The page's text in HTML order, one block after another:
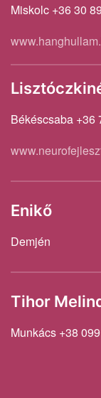
Miskolc +36 30
Békéscsaba +36
Enikő
Demjén
Tihor
Munkács +38